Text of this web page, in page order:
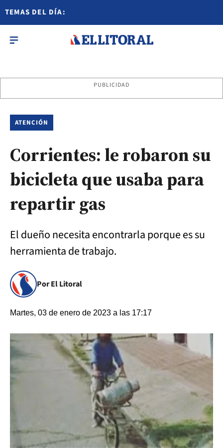
TEMAS DEL DÍA:
PUBLICIDAD
ATENCIÓN
Corrientes: le robaron su
bicicleta que usaba para
repartir gas
El dueño necesita encontrarla porque es su
herramienta de trabajo.
Por El Litoral
Martes, 03 de enero de 2023 a las 17:17